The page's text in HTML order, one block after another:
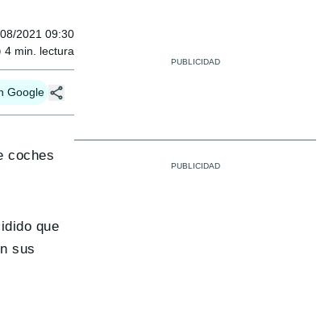
2021 09:30
4 min. lectura
Google
coches
que
sus